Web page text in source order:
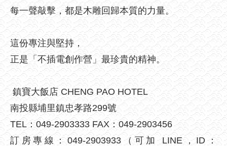
每一聲敲擊，都是木雕回歸本質的力量。
這份專注與堅持，
正是「不插電創作營」最珍貴的精神。
鎮寶大飯店 CHENG PAO HOTEL
南投縣埔里鎮忠孝路299號
TEL：049-2903333 FAX：049-2903456
訂房專線：049-2903933（可加 LINE，ID：